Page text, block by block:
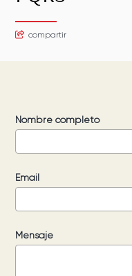
compartir
Nombre completo
Email
Mensaje